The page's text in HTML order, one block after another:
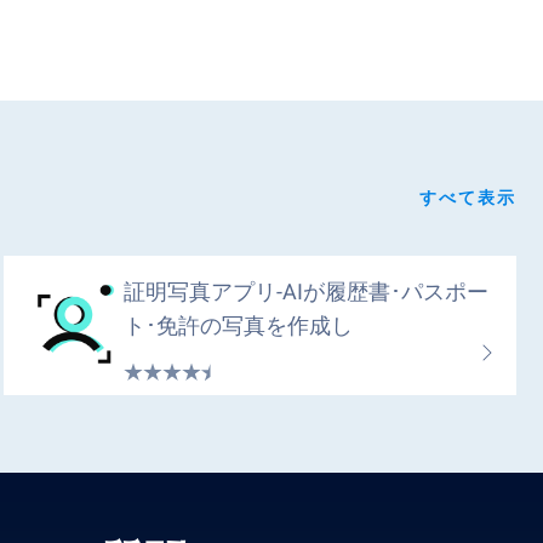
すべて表示
証明写真アプリ-AIが履歴書･パスポー
ト･免許の写真を作成し